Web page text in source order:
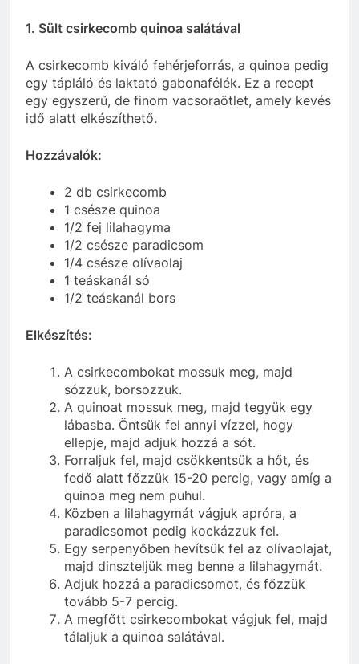
1. Sült csirkecomb quinoa salátával
A csirkecomb kiváló fehérjeforrás, a quinoa pedig
egy tápláló és laktató gabonafélék. Ez a recept
egy egyszerű, de finom vacsoraötlet, amely kevés
idő alatt elkészíthető.
Hozzávalók:
2 db csirkecomb
1 csésze quinoa
1/2 fej lilahagyma
1/2 csésze paradicsom
1/4 csésze olívaolaj
1 teáskanál só
1/2 teáskanál bors
Elkészítés:
A csirkecombokat mossuk meg, majd
sózzuk, borsozzuk.
A quinoat mossuk meg, majd tegyük egy
lábasba. Öntsük fel annyi vízzel, hogy
ellepje, majd adjuk hozzá a sót.
Forraljuk fel, majd csökkentsük a hőt, és
fedő alatt főzzük 15-20 percig, vagy amíg a
quinoa meg nem puhul.
Közben a lilahagymát vágjuk apróra, a
paradicsomot pedig kockázzuk fel.
Egy serpenyőben hevítsük fel az olívaolajat,
majd dinszteljük meg benne a lilahagymát.
Adjuk hozzá a paradicsomot, és főzzük
tovább 5-7 percig.
A megfőtt csirkecombokat vágjuk fel, majd
tálaljuk a quinoa salátával.